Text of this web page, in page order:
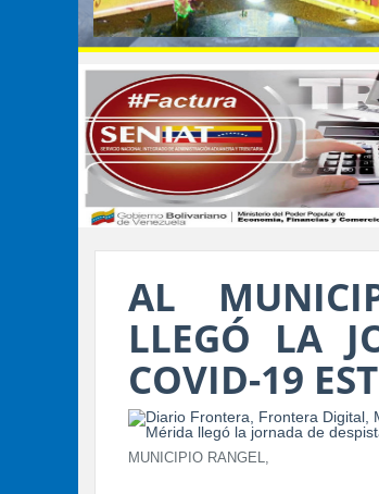
AL
LLEGÓ LA
COVID-19
MUNICIPIO RANGEL,